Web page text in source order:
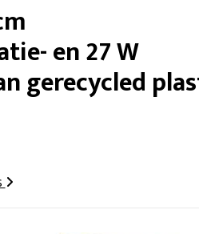
en 27 W
gerecycled